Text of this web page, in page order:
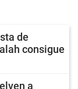
de
consigue
a